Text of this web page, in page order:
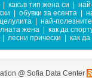
какъв тип жена си
обувки за есента
най-
жена
как да
лесни прически как
@ Sofia Data Center